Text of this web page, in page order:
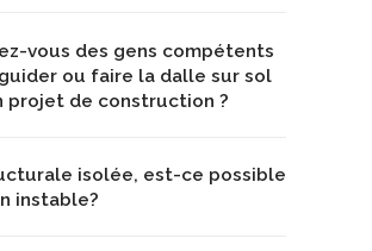
vous des gens compétents
ou faire la dalle sur sol
projet de construction ?
isolée, est-ce possible
instable?